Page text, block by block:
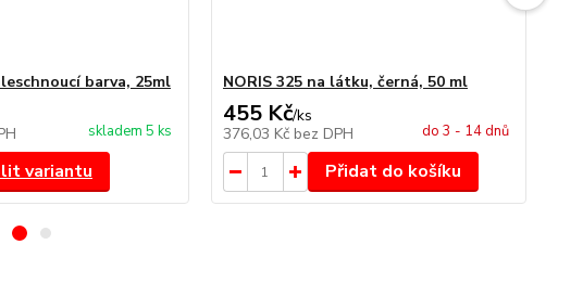
barva, 25ml
skladem 5 ks
variantu
NORIS 325 na látku, černá, 50 ml
455 Kč/ks
376,03 Kč bez DPH do 3 - 14 dnů
Přidat do košíku